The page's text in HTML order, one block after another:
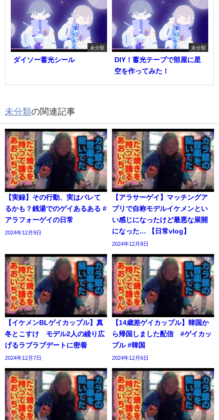
未分類
ダイソー蓄光シール
未分類
DIY！蓄光テープで部屋に星
空を作ってみた！
未分類の関連記事
【実録】その行動、実はバレて
るかも？銭湯でのゲイあるある #
アラフォーゲイの日常
2024年12月9日
【アラサーゲイ】マッチングア
プリで自称モデルイケメンとい
い感じになったけど最悪な展開
になった… 【日常vlog】
2024年12月8日
【イケメンBLゲイカップル】真
冬とこすけ モデル2人の繰り広
げるラブラブデートに密着
2024年12月7日
【14歳差ゲイカップル】韓国か
ら帰国しました配信 #ゲイカッ
プル #韓国
2024年12月6日